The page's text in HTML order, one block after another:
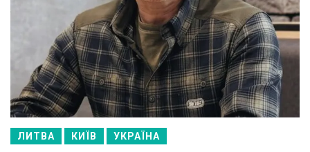
ЛИТВА КИЇВ УКРАЇНА